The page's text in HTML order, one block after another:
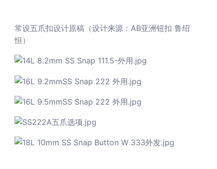
常设五爪扣设计原稿（设计来源：AB亚洲钮扣 鲁绍
恒）